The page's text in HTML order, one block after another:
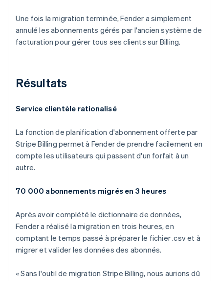
Une fois la migration terminée, Fender a simplement
annulé les abonnements gérés par l'ancien système de
facturation pour gérer tous ses clients sur Billing.
Résultats
Service clientèle rationalisé
La fonction de planification d'abonnement offerte par
Stripe Billing permet à Fender de prendre facilement en
compte les utilisateurs qui passent d'un forfait à un
autre.
70 000 abonnements migrés en 3 heures
Après avoir complété le dictionnaire de données,
Fender a réalisé la migration en trois heures, en
comptant le temps passé à préparer le fichier .csv et à
migrer et valider les données des abonnés.
« Sans l'outil de migration Stripe Billing, nous aurions dû